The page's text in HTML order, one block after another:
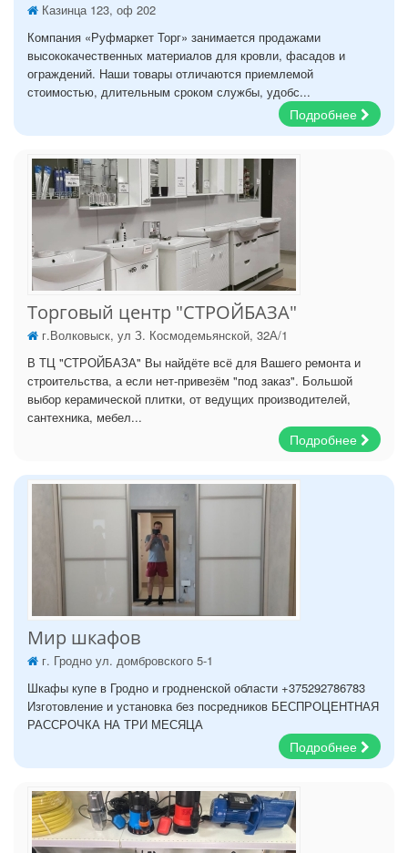
Казинца 123, оф 202
Компания «Руфмаркет Торг» занимается продажами
высококачественных материалов для кровли, фасадов и
ограждений. Наши товары отличаются приемлемой
стоимостью, длительным сроком службы, удобс...
Подробнее
Торговый центр "СТРОЙБАЗА"
г.Волковыск, ул З. Космодемьянской, 32А/1
В ТЦ "СТРОЙБАЗА" Вы найдёте всё для Вашего ремонта и
строительства, а если нет-привезём "под заказ". Большой
выбор керамической плитки, от ведущих производителей,
сантехника, мебел...
Подробнее
Мир шкафов
г. Гродно ул. домбровского 5-1
Шкафы купе в Гродно и гродненской области +375292786783
Изготовление и установка без посредников БЕСПРОЦЕНТНАЯ
РАССРОЧКА НА ТРИ МЕСЯЦА
Подробнее